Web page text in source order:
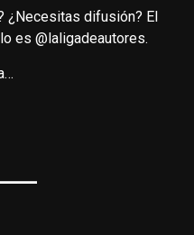
¿Necesitas difusión? El
es @laligadeautores.